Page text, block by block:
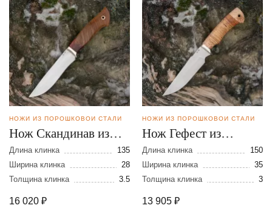
НОЖИ ИЗ ПОРОШКОВОЙ СТАЛИ
Нож Скандинав из
порошковой стали
М-390
Длина клинка
135
Ширина клинка
28
Толщина клинка
3.5
16 020 ₽
НОЖИ ИЗ ПОРОШКОВОЙ СТАЛИ
Нож Гефест из
порошковой стали
М390
Длина клинка
150
Ширина клинка
35
Толщина клинка
3
13 905 ₽